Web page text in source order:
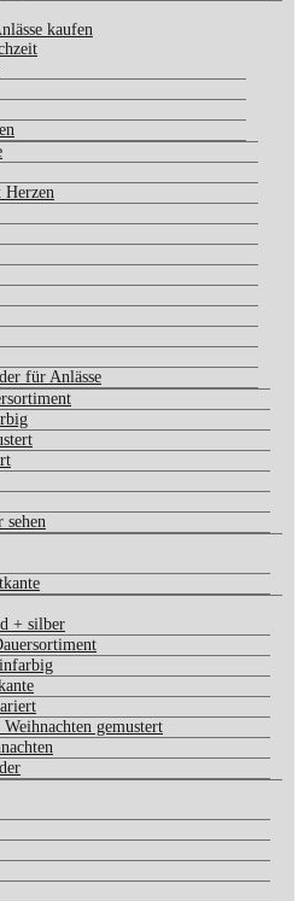
kaufen
Herzen
für Anlässe
sehen
+ silber
gemustert